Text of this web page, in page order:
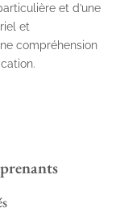
et d’une
et
compréhension